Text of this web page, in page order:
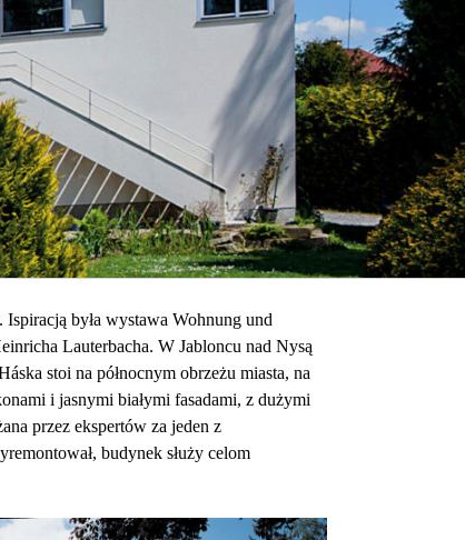
była wystawa Wohnung und
Lauterbacha. W Jabloncu nad Nysą
stoi na północnym obrzeżu miasta, na
i jasnymi białymi fasadami, z dużymi
przez ekspertów za jeden z
budynek służy celom